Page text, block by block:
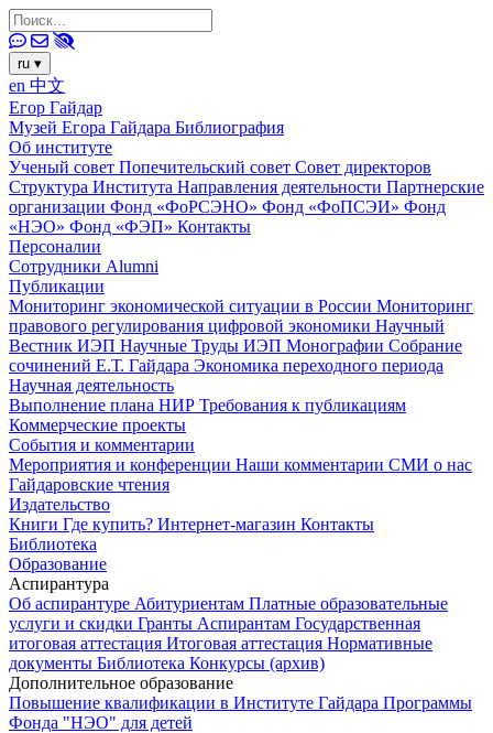
ru ▾
en 中文
Егор Гайдар
Музей Егора Гайдара Библиография
Об институте
Ученый совет Попечительский совет Совет директоров
Структура Института Направления деятельности Партнерские
организации Фонд «ФоРСЭНО» Фонд «ФоПСЭИ» Фонд
«НЭО» Фонд «ФЭП» Контакты
Персоналии
Сотрудники Alumni
Публикации
Мониторинг экономической ситуации в России Мониторинг
правового регулирования цифровой экономики Научный
Вестник ИЭП Научные Труды ИЭП Монографии Собрание
сочинений Е.Т. Гайдара Экономика переходного периода
Научная деятельность
Выполнение плана НИР Требования к публикациям
Коммерческие проекты
События и комментарии
Мероприятия и конференции Наши комментарии СМИ о нас
Гайдаровские чтения
Издательство
Книги Где купить? Интернет-магазин Контакты
Библиотека
Образование
Аспирантура
Об аспирантуре Абитуриентам Платные образовательные
услуги и скидки Гранты Аспирантам Государственная
итоговая аттестация Итоговая аттестация Нормативные
документы Библиотека Конкурсы (архив)
Дополнительное образование
Повышение квалификации в Институте Гайдара Программы
Фонда "НЭО" для детей